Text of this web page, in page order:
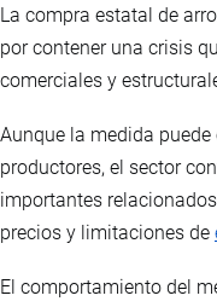
La compra estatal de
por contener una crisis
comerciales y
Aunque la medida
productores, el sector
importantes
precios y limitaciones de
El comportamiento del